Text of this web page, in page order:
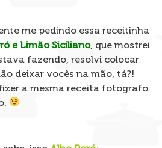
me pedindo essa receitinha
e Limão Siciliano, que mostrei
fazendo, resolvi colocar
deixar vocês na mão, tá?!
a mesma receita fotografo